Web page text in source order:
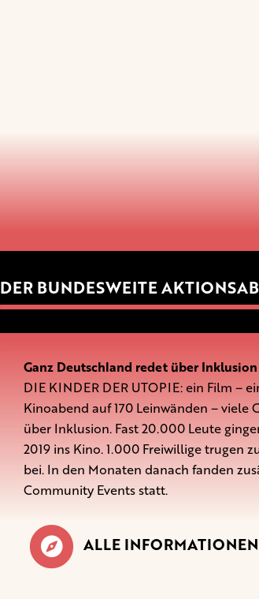
DER BUNDESWEITE
Ganz Deutschland redet über Inklusion
DIE KINDER DER UTOPIE: ein Film –
Kinoabend auf 170 Leinwänden – viele
über Inklusion. Fast 20.000 Leute
2019 ins Kino. 1.000 Freiwillige trugen
bei. In den Monaten danach fanden
Community Events statt.
ALLE INFORMATIONEN